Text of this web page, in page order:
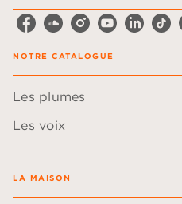
NOTRE CATALOGUE
Les plumes
Les voix
LA MAISON